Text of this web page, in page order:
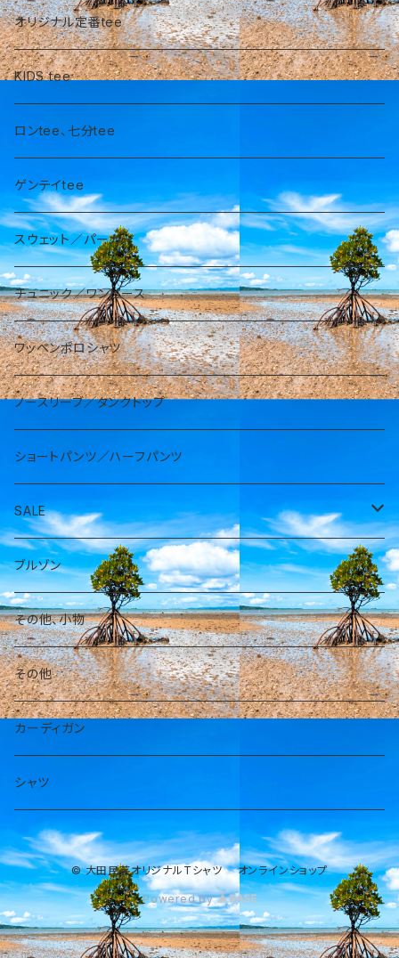
オリジナル定番tee
KIDS tee
ロンtee、七分tee
ゲンテイtee
スウェット／パーカー
チュニック／ワンピース
ワッペンポロシャツ
ノースリーブ／タンクトップ
ショートパンツ／ハーフパンツ
SALE
パーカー
ブルゾン
その他、小物
その他
カーディガン
シャツ
© 大田民芸オリジナルTシャツ オンラインショップ
Powered by